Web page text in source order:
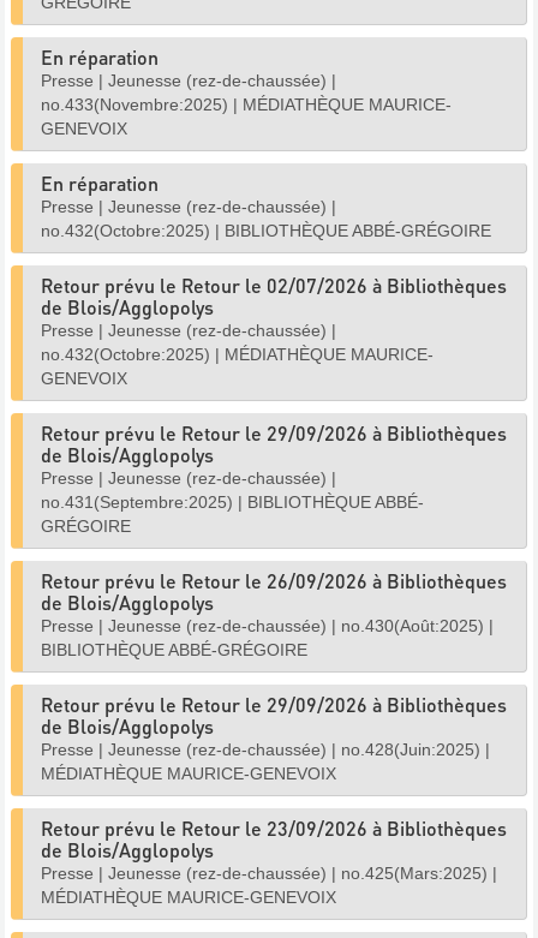
En réparation
Presse | Jeunesse (rez-de-chaussée) |
no.433(Novembre:2025) | MÉDIATHÈQUE MAURICE-
GENEVOIX
En réparation
Presse | Jeunesse (rez-de-chaussée) |
no.432(Octobre:2025) | BIBLIOTHÈQUE ABBÉ-GRÉGOIRE
Retour prévu le Retour le 02/07/2026 à Bibliothèques
de Blois/Agglopolys
Presse | Jeunesse (rez-de-chaussée) |
no.432(Octobre:2025) | MÉDIATHÈQUE MAURICE-
GENEVOIX
Retour prévu le Retour le 29/09/2026 à Bibliothèques
de Blois/Agglopolys
Presse | Jeunesse (rez-de-chaussée) |
no.431(Septembre:2025) | BIBLIOTHÈQUE ABBÉ-
GRÉGOIRE
Retour prévu le Retour le 26/09/2026 à Bibliothèques
de Blois/Agglopolys
Presse | Jeunesse (rez-de-chaussée) | no.430(Août:2025) |
BIBLIOTHÈQUE ABBÉ-GRÉGOIRE
Retour prévu le Retour le 29/09/2026 à Bibliothèques
de Blois/Agglopolys
Presse | Jeunesse (rez-de-chaussée) | no.428(Juin:2025) |
MÉDIATHÈQUE MAURICE-GENEVOIX
Retour prévu le Retour le 23/09/2026 à Bibliothèques
de Blois/Agglopolys
Presse | Jeunesse (rez-de-chaussée) | no.425(Mars:2025) |
MÉDIATHÈQUE MAURICE-GENEVOIX